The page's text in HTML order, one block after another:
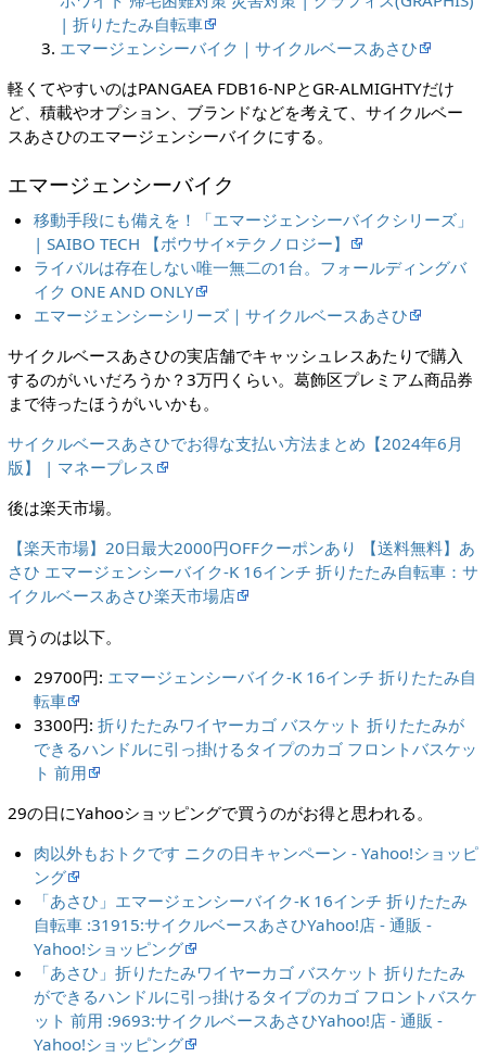
| 折りたたみ自転車
エマージェンシーバイク｜サイクルベースあさひ
軽くてやすいのはPANGAEA FDB16-NPとGR-ALMIGHTYだけ
ど、積載やオプション、ブランドなどを考えて、サイクルベー
スあさひのエマージェンシーバイクにする。
エマージェンシーバイク
移動手段にも備えを！「エマージェンシーバイクシリーズ」
| SAIBO TECH 【ボウサイ×テクノロジー】
ライバルは存在しない唯一無二の1台。フォールディングバ
イク ONE AND ONLY
エマージェンシーシリーズ｜サイクルベースあさひ
サイクルベースあさひの実店舗でキャッシュレスあたりで購入
するのがいいだろうか？3万円くらい。葛飾区プレミアム商品券
まで待ったほうがいいかも。
サイクルベースあさひでお得な支払い方法まとめ【2024年6月
版】 | マネープレス
後は楽天市場。
【楽天市場】20日最大2000円OFFクーポンあり 【送料無料】あ
さひ エマージェンシーバイク-K 16インチ 折りたたみ自転車：サ
イクルベースあさひ楽天市場店
買うのは以下。
29700円: エマージェンシーバイク-K 16インチ 折りたたみ自
転車
3300円:折りたたみワイヤーカゴ バスケット 折りたたみが
できるハンドルに引っ掛けるタイプのカゴ フロントバスケッ
ト 前用
29の日にYahooショッピングで買うのがお得と思われる。
肉以外もおトクです ニクの日キャンペーン - Yahoo!ショッピ
ング
「あさひ」エマージェンシーバイク-K 16インチ 折りたたみ
自転車 :31915:サイクルベースあさひYahoo!店 - 通販 -
Yahoo!ショッピング
「あさひ」折りたたみワイヤーカゴ バスケット 折りたたみ
ができるハンドルに引っ掛けるタイプのカゴ フロントバスケ
ット 前用 :9693:サイクルベースあさひYahoo!店 - 通販 -
Yahoo!ショッピング